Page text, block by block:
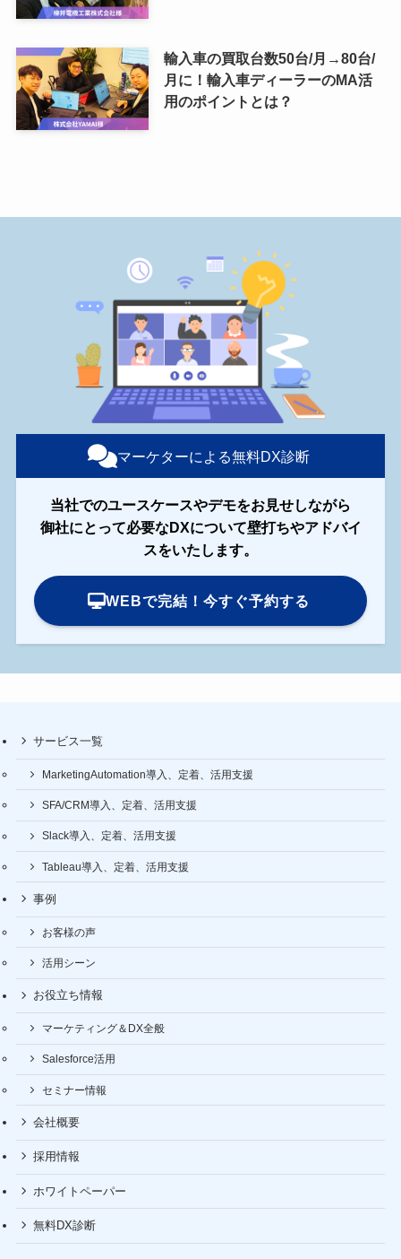
輸入車の買取台数50台/月→80台/
月に！輸入車ディーラーのMA活
用のポイントとは？
マーケターによる無料DX診断
当社でのユースケースやデモをお見せしながら
御社にとって必要なDXについて壁打ちやアドバイ
スをいたします。
WEBで完結！今すぐ予約する
サービス一覧
MarketingAutomation導入、定着、活用支援
SFA/CRM導入、定着、活用支援
Slack導入、定着、活用支援
Tableau導入、定着、活用支援
事例
お客様の声
活用シーン
お役立ち情報
マーケティング＆DX全般
Salesforce活用
セミナー情報
会社概要
採用情報
ホワイトペーパー
無料DX診断